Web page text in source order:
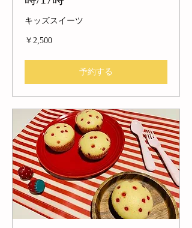
キッズスイーツ
2,500
円
￥2,500
予約する